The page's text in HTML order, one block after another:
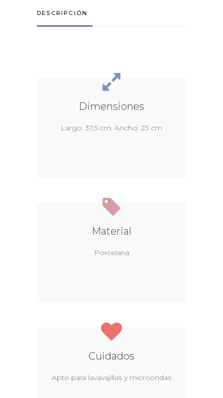
DESCRIPCIÓN
Dimensiones
Largo: 37,5 cm. Ancho: 23 cm
Material
Porcelana
Cuidados
Apto para lavavajillas y microondas